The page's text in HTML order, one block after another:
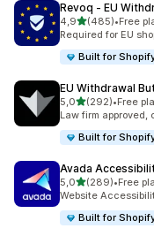
Revoq ‑ EU
4,9de 5 estrelas
(485)
485 total de•Free
Required for EU
Built for
EU Withdrawal
5,0de 5 estrelas
(292)
292 total de
•Free
Law firm approved,
Built for
Avada
5,0de 5 estrelas
(289)
289 total de•Free
Website
Built for